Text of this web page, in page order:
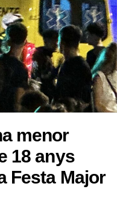
menor
18 anys
Festa Major